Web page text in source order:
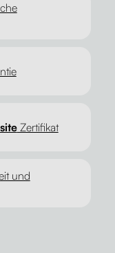
Zertifikat
und